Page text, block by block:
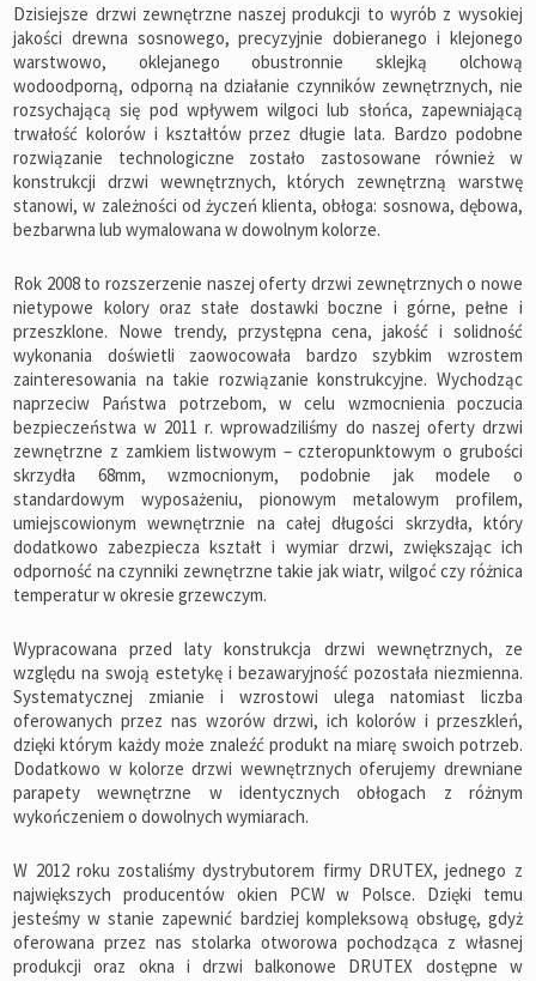
Dzisiejsze drzwi zewnętrzne naszej produkcji to wyrób z wysokiej
jakości drewna sosnowego, precyzyjnie dobieranego i klejonego
warstwowo, oklejanego obustronnie sklejką olchową
wodoodporną, odporną na działanie czynników zewnętrznych, nie
rozsychającą się pod wpływem wilgoci lub słońca, zapewniającą
trwałość kolorów i kształtów przez długie lata. Bardzo podobne
rozwiązanie technologiczne zostało zastosowane również w
konstrukcji drzwi wewnętrznych, których zewnętrzną warstwę
stanowi, w zależności od życzeń klienta, obłoga: sosnowa, dębowa,
bezbarwna lub wymalowana w dowolnym kolorze.
Rok 2008 to rozszerzenie naszej oferty drzwi zewnętrznych o nowe
nietypowe kolory oraz stałe dostawki boczne i górne, pełne i
przeszklone. Nowe trendy, przystępna cena, jakość i solidność
wykonania doświetli zaowocowała bardzo szybkim wzrostem
zainteresowania na takie rozwiązanie konstrukcyjne. Wychodząc
naprzeciw Państwa potrzebom, w celu wzmocnienia poczucia
bezpieczeństwa w 2011 r. wprowadziliśmy do naszej oferty drzwi
zewnętrzne z zamkiem listwowym – czteropunktowym o grubości
skrzydła 68mm, wzmocnionym, podobnie jak modele o
standardowym wyposażeniu, pionowym metalowym profilem,
umiejscowionym wewnętrznie na całej długości skrzydła, który
dodatkowo zabezpiecza kształt i wymiar drzwi, zwiększając ich
odporność na czynniki zewnętrzne takie jak wiatr, wilgoć czy różnica
temperatur w okresie grzewczym.
Wypracowana przed laty konstrukcja drzwi wewnętrznych, ze
względu na swoją estetykę i bezawaryjność pozostała niezmienna.
Systematycznej zmianie i wzrostowi ulega natomiast liczba
oferowanych przez nas wzorów drzwi, ich kolorów i przeszkleń,
dzięki którym każdy może znaleźć produkt na miarę swoich potrzeb.
Dodatkowo w kolorze drzwi wewnętrznych oferujemy drewniane
parapety wewnętrzne w identycznych obłogach z różnym
wykończeniem o dowolnych wymiarach.
W 2012 roku zostaliśmy dystrybutorem firmy DRUTEX, jednego z
największych producentów okien PCW w Polsce. Dzięki temu
jesteśmy w stanie zapewnić bardziej kompleksową obsługę, gdyż
oferowana przez nas stolarka otworowa pochodząca z własnej
produkcji oraz okna i drzwi balkonowe DRUTEX dostępne w